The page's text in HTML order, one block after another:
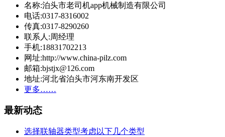
名称:泊头市老司机app机械制造有限公司
电话:0317-8316002
传真:0317-8290260
联系人:周经理
手机:18831702213
网址:http://www.china-pilz.com
邮箱:bjstjx@126.com
地址:河北省泊头市河东南开发区
更多……
最新动态
选择联轴器类型考虑以下几个类型